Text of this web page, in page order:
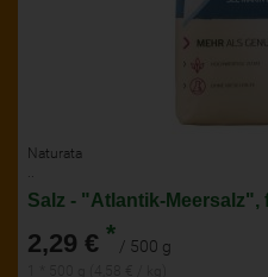
Naturata
Salz - "Atlantik-Meersalz",
2,29 € * / 500 g